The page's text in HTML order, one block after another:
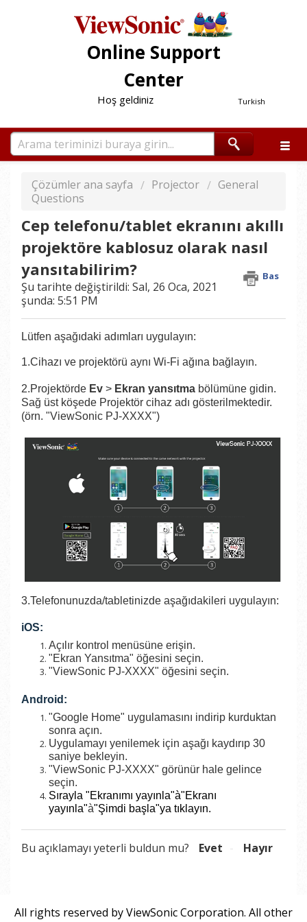
Online Support
Center
Turkish
Hoş geldiniz
Çözümler ana sayfa Projector
General
Questions
Cep telefonu/tablet ekranını akıllı
projektöre kablosuz olarak nasıl
yansıtabilirim?
Bas
Şu tarihte değiştirildi: Sal, 26 Oca, 2021
şunda: 5:51 PM
Lütfen aşağıdaki adımları uygulayın:
1.Cihazı ve projektörü aynı Wi-Fi ağına bağlayın.
2.Projektörde Ev > Ekran yansıtma bölümüne gidin.
Sağ üst köşede Projektör cihaz adı gösterilmektedir.
(örn. "ViewSonic PJ-XXXX")
3.Telefonunuzda/tabletinizde aşağıdakileri uygulayın:
iOS:
Açılır kontrol menüsüne erişin.
"Ekran Yansıtma" öğesini seçin.
"ViewSonic PJ-XXXX" öğesini seçin.
Android:
"Google Home" uygulamasını indirip kurduktan
sonra açın.
Uygulamayı yenilemek için aşağı kaydırıp 30
saniye bekleyin.
"ViewSonic PJ-XXXX" görünür hale gelince
seçin.
Sırayla "Ekranımı yayınla"à"Ekranı
yayınla"à"Şimdi başla"ya tıklayın.
Bu açıklamayı yeterli buldun mu? Evet Hayır
All rights reserved by ViewSonic Corporation. All other